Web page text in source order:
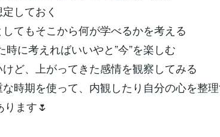
しておく
てもそこから何が学べるかを考える
に考えればいいやと”今”を楽しむ
ど、上がってきた感情を観察してみる
時期を使って、内観したり自分の心を整
ます🌷